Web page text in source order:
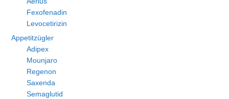
Fexofenadin
Levocetirizin
Appetitzügler
Adipex
Mounjaro
Regenon
Saxenda
Semaglutid